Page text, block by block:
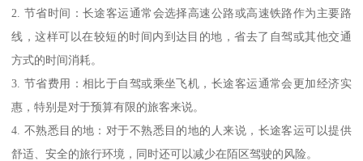
2. 节省时间：长途客运通常会选择高速公路或高速铁路作为主要路
线，这样可以在较短的时间内到达目的地，省去了自驾或其他交通
方式的时间消耗。
3. 节省费用：相比于自驾或乘坐飞机，长途客运通常会更加经济实
惠，特别是对于预算有限的旅客来说。
4. 不熟悉目的地：对于不熟悉目的地的人来说，长途客运可以提供
舒适、安全的旅行环境，同时还可以减少在陌区驾驶的风险。